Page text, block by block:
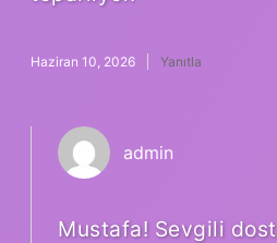
Haziran 10, 2026 Yanıtla
admin
Mustafa! Sevgili